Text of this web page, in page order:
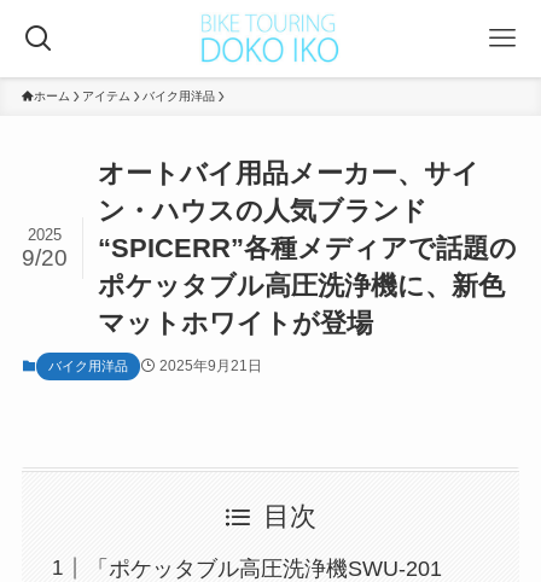
ホーム アイテム バイク用洋品
オートバイ用品メーカー、サイ
ン・ハウスの人気ブランド
“SPICERR”各種メディアで話題の
ポケッタブル高圧洗浄機に、新色
マットホワイトが登場
2025
9/20
バイク用洋品 2025年9月21日
目次
「ポケッタブル高圧洗浄機SWU-201